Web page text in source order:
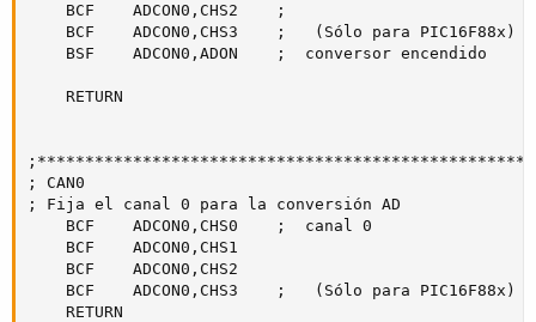
    BCF    ADCON0,CHS2    ;
BCF    ADCON0,CHS3    ;   (Sólo para
BSF    ADCON0,ADON    ;  conversor
    RETURN
; CAN0
; Fija el canal 0 para la conversión AD
    BCF    ADCON0,CHS0    ;  canal 0
    BCF    ADCON0,CHS1
    BCF    ADCON0,CHS2
BCF    ADCON0,CHS3    ;   (Sólo para
    RETURN